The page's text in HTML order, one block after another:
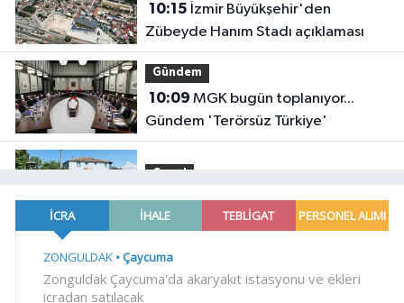
10:15
Zübeyde Hanım Stadı açıklaması
Gündem
10:09
Gündem 'Terörsüz Türkiye'
Genel
10:05BAŞKAN GERİ DÖNÜYOR
10:02Gümrük Muhafaza'dan